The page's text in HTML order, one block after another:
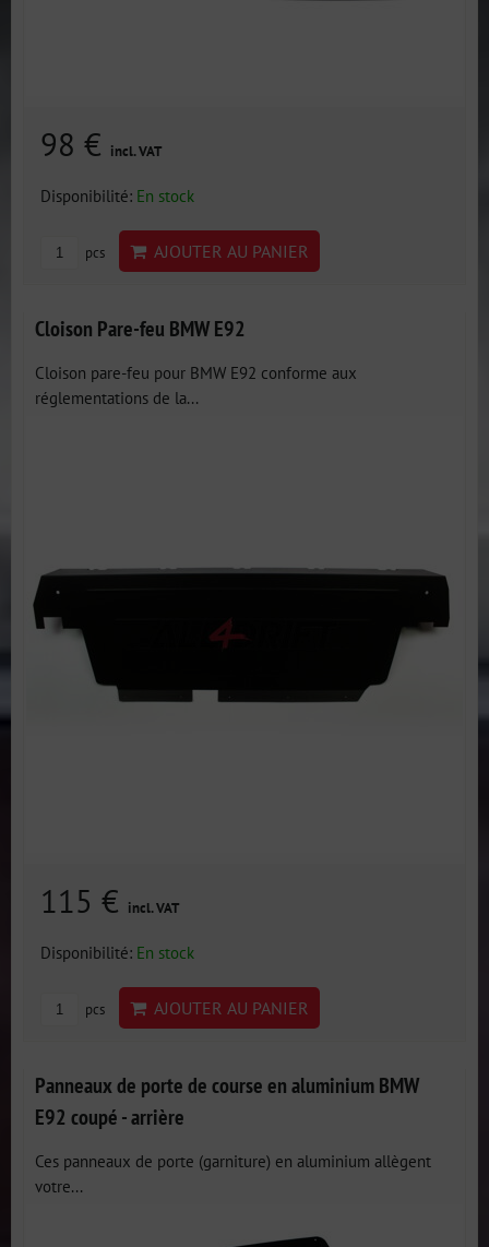
98 € incl. VAT
Disponibilité: En stock
pcs AJOUTER AU PANIER
Cloison Pare-feu BMW E92
Cloison pare-feu pour BMW E92 conforme aux
réglementations de la...
115 € incl. VAT
Disponibilité: En stock
pcs AJOUTER AU PANIER
Panneaux de porte de course en aluminium BMW
E92 coupé - arrière
Ces panneaux de porte (garniture) en aluminium allègent
votre...